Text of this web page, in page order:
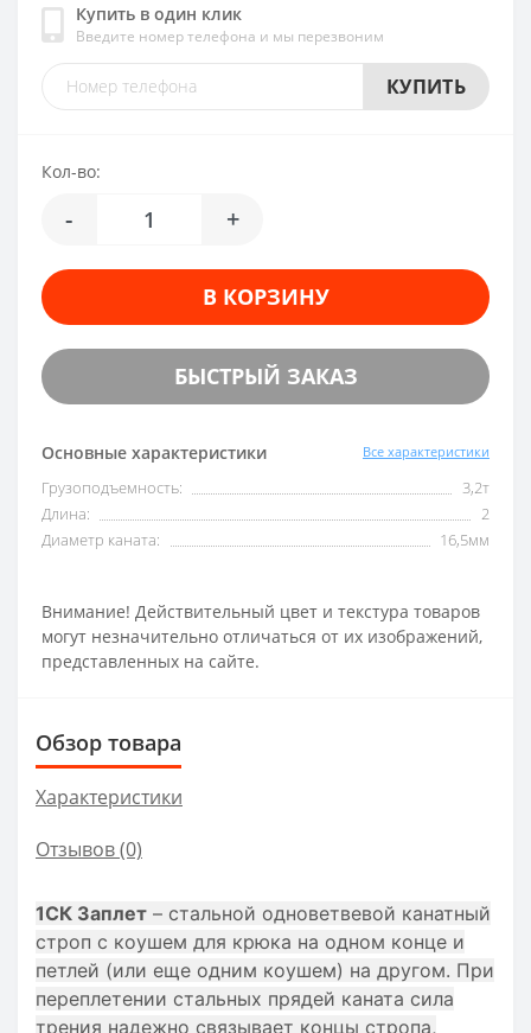
Купить в один клик
Введите номер телефона и мы перезвоним
КУПИТЬ
Кол-во:
- +
В КОРЗИНУ
БЫСТРЫЙ ЗАКАЗ
Основные характеристики Все характеристики
Грузоподъемность:
3,2т
Длина:
2
Диаметр каната:
16,5мм
Внимание! Действительный цвет и текстура товаров
могут незначительно отличаться от их изображений,
представленных на сайте.
Обзор товара
Характеристики
Отзывов (0)
1СК Заплет – стальной одноветвевой канатный
строп с коушем для крюка на одном конце и
петлей (или еще одним коушем) на другом. При
переплетении стальных прядей каната сила
трения надежно связывает концы стропа,